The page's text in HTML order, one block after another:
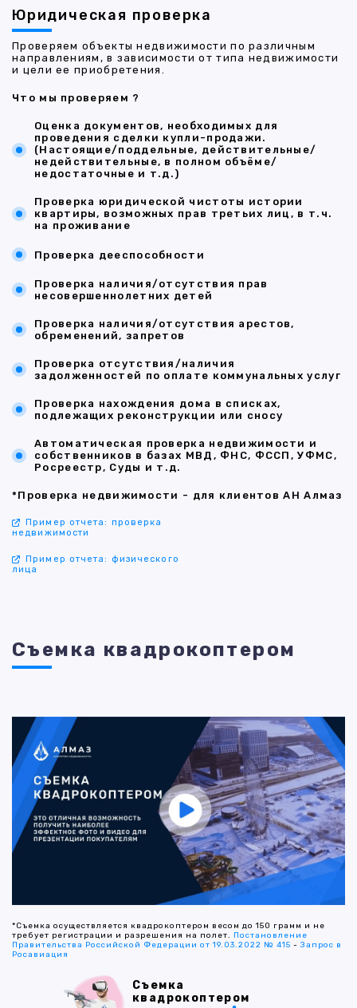
Юридическая проверка
Проверяем объекты недвижимости по различным
направлениям, в зависимости от типа недвижимости
и цели ее приобретения.
Что мы проверяем ?
Оценка документов, необходимых для
проведения сделки купли-продажи.
(Настоящие/поддельные, действительные/
недействительные, в полном объёме/
недостаточные и т.д.)
Проверка юридической чистоты истории
квартиры, возможных прав третьих лиц, в т.ч.
на проживание
Проверка дееспособности
Проверка наличия/отсутствия прав
несовершеннолетних детей
Проверка наличия/отсутствия арестов,
обременений, запретов
Проверка отсутствия/наличия
задолженностей по оплате коммунальных услуг
Проверка нахождения дома в списках,
подлежащих реконструкции или сносу
Автоматическая проверка недвижимости и
собственников в базах МВД, ФНС, ФССП, УФМС,
Росреестр, Суды и т.д.
*Проверка недвижимости - для клиентов АН Алмаз
Пример отчета: проверка
недвижимости
Пример отчета: физического
лица
Съемка квадрокоптером
*Съемка осуществляется квадрокоптером весом до 150 грамм и не
требует регистрации и разрешения на полет. Постановление
Правительства Российской Федерации от 19.03.2022 № 415 -Запрос в
Росавиация
Съемка
квадрокоптером